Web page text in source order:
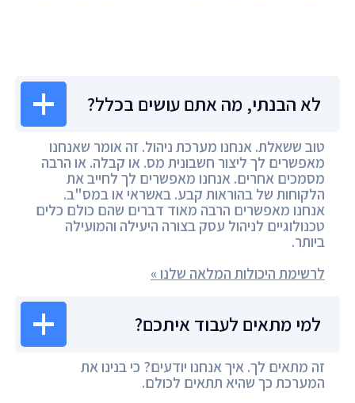
לא הבנתי, מה אתם עושים בכלל?
טוב ששאלת. אנחנו מערכת ניהול. זה אומר שאנחנו
מאפשרים לך ליצור חשבונית מס. או קבלה. או הרבה
מסמכים אחרים. אנחנו מאפשרים לך לחייב את
הלקוחות של בהוראות קבע. באשראי או במס"ב.
אנחנו מאפשרים הרבה מאוד דברים שהם כולם כלים
טכנולוגיים לניהול עסק בצורה היעילה והמועילה
ביותר.
לרשימת היכולות המלאה שלנו »
למי מתאים לעבוד איתכם?
זה מתאים לך. איך אנחנו יודעים? כי בנינו את
המערכת כך שהיא תתאים לכולם.